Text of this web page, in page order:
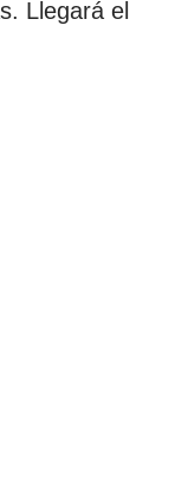
Llegará el